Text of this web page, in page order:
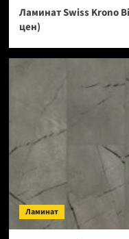
Ламинат Swiss Krono
цен)
Ламинат